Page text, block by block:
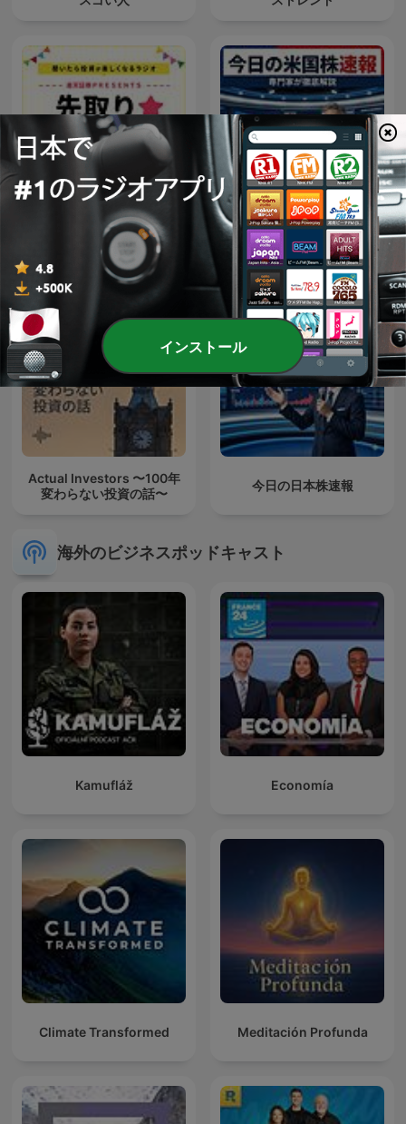
楽天証券PRESENTS 先取り
★マーケットレビュー
今日の米国株速報
Actual Investors 〜100年
変わらない投資の話〜
今日の日本株速報
海外のビジネスポッドキャスト
Kamufláž Economía
Climate Transformed Meditación Profunda
インストール